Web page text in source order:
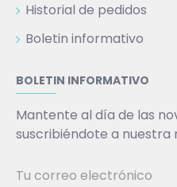
Historial de pedidos
Boletin informativo
BOLETIN INFORMATIVO
Mantente al día de las
suscribiéndote a nuestra